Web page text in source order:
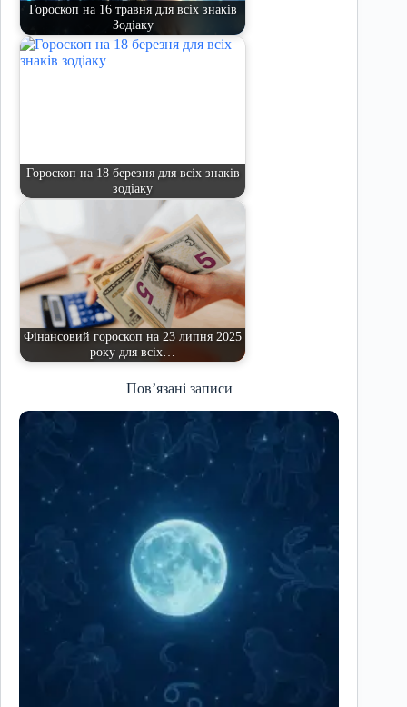
Гороскоп на 16 травня для всіх знаків
Зодіаку
Гороскоп на 18 березня для всіх знаків
зодіаку
Фінансовий гороскоп на 23 липня 2025
року для всіх…
Пов’язані записи